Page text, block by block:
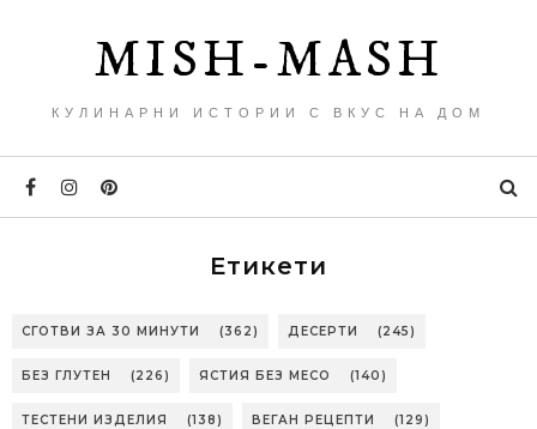
MISH-MASH
КУЛИНАРНИ ИСТОРИИ С ВКУС НА ДОМ
Етикети
СГОТВИ ЗА 30 МИНУТИ (362) ДЕСЕРТИ (245)
БЕЗ ГЛУТЕН (226) ЯСТИЯ БЕЗ МЕСО (140)
ТЕСТЕНИ ИЗДЕЛИЯ (138) ВЕГАН РЕЦЕПТИ (129)